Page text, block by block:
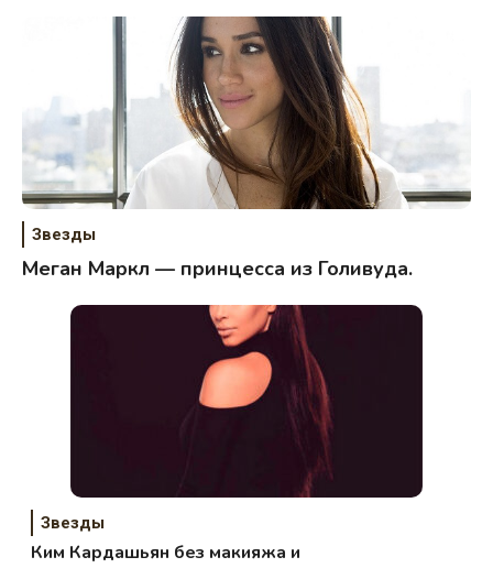
Звезды
Меган Маркл — принцесса из Голивуда.
Звезды
Ким Кардашьян без макияжа и